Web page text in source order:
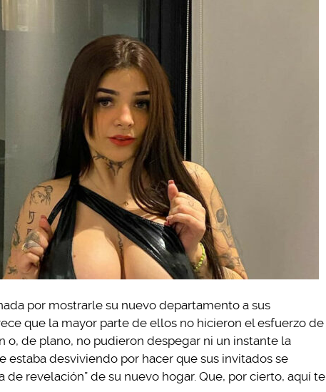
por mostrarle su nuevo departamento a sus
que la mayor parte de ellos no hicieron el esfuerzo de
o, de plano, no pudieron despegar ni un instante la
estaba desviviendo por hacer que sus invitados se
revelación” de su nuevo hogar. Que, por cierto, aquí te